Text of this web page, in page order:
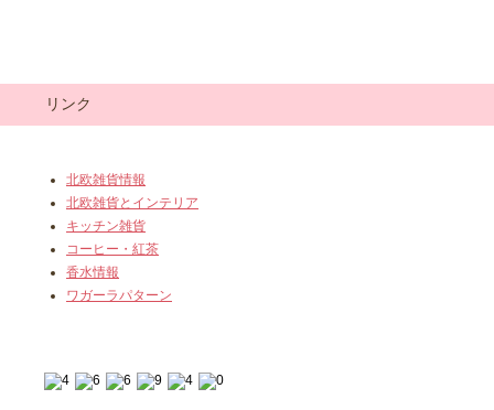
リンク
北欧雑貨情報
北欧雑貨とインテリア
キッチン雑貨
コーヒー・紅茶
香水情報
ワガーラパターン